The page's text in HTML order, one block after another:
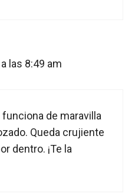
las 8:49 am
de maravilla
Queda crujiente
dentro. ¡Te la